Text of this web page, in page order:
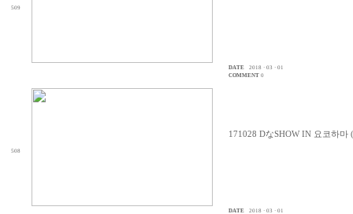
509
DATE
2018 · 03 · 01
COMMENT 0
508
171028 DなSHOW IN 요코하마
DATE
2018 · 03 · 01